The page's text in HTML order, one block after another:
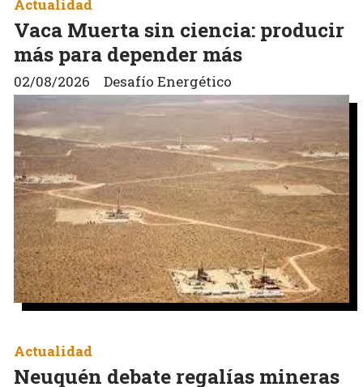
Vaca Muerta sin ciencia: producir
más para depender más
Desafío Energético
Actualidad
02/08/2026
Neuquén debate regalías mineras
Actualidad